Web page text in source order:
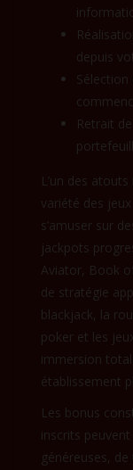
depuis
Sélection
Retrait
L’un des
variété des
s’amuser sur
jackpots
Aviator, Book
de stratégie
blackjack, la
poker et les
immersion
établissement
Les bonus
inscrits
généreuses,